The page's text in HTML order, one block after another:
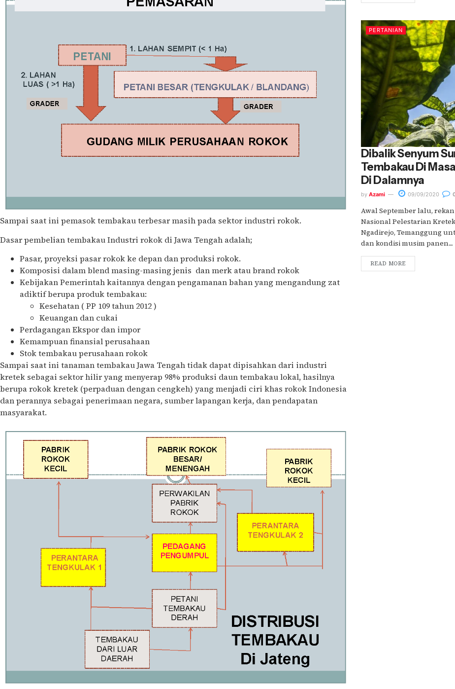
Sampai saat ini pemasok tembakau terbesar masih pada sektor industri rokok.
Dasar pembelian tembakau Industri rokok di Jawa Tengah adalah;
Pasar, proyeksi pasar rokok ke depan dan produksi rokok.
Komposisi dalam blend masing-masing jenis dan merk atau brand rokok
Kebijakan Pemerintah kaitannya dengan pengamanan bahan yang mengandung zat
adiktif berupa produk tembakau:
Kesehatan ( PP 109 tahun 2012 )
Keuangan dan cukai
Perdagangan Ekspor dan impor
Kemampuan finansial perusahaan
Stok tembakau perusahaan rokok
Sampai saat ini tanaman tembakau Jawa Tengah tidak dapat dipisahkan dari industri
kretek sebagai sektor hilir yang menyerap 98% produksi daun tembakau lokal, hasilnya
berupa rokok kretek (perpaduan dengan cengkeh) yang menjadi ciri khas rokok Indonesia
dan perannya sebagai penerimaan negara, sumber lapangan kerja, dan pendapatan
masyarakat.
PERTANIAN
Dibalik Senyum
Tembakau Di
Di Dalamnya
by Azami 09/09/2020
Awal September lalu,
Nasional Pelestarian
Ngadirejo, Temanggung
dan kondisi musim panen....
READ MORE